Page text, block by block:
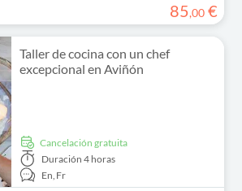
85,00 €
Taller de cocina con un chef
excepcional en Aviñón
cancelación gratuita
Duración 4 horas
En, Fr